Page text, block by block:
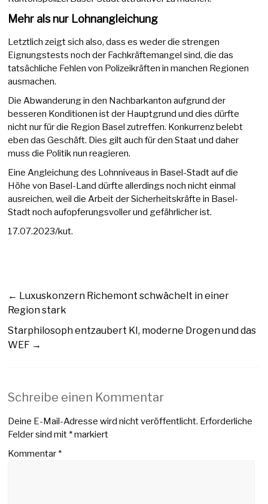
Mehr als nur Lohnangleichung
Letztlich zeigt sich also, dass es weder die strengen
Eignungstests noch der Fachkräftemangel sind, die das
tatsächliche Fehlen von Polizeikräften in manchen Regionen
ausmachen.
Die Abwanderung in den Nachbarkanton aufgrund der
besseren Konditionen ist der Hauptgrund und dies dürfte
nicht nur für die Region Basel zutreffen. Konkurrenz belebt
eben das Geschäft. Dies gilt auch für den Staat und daher
muss die Politik nun reagieren.
Eine Angleichung des Lohnniveaus in Basel-Stadt auf die
Höhe von Basel-Land dürfte allerdings noch nicht einmal
ausreichen, weil die Arbeit der Sicherheitskräfte in Basel-
Stadt noch aufopferungsvoller und gefährlicher ist.
17.07.2023/kut.
← Luxuskonzern Richemont schwächelt in einer
Region stark
Starphilosoph entzaubert KI, moderne Drogen und das
WEF →
Schreibe einen Kommentar
Deine E-Mail-Adresse wird nicht veröffentlicht. Erforderliche
Felder sind mit*markiert
Kommentar*